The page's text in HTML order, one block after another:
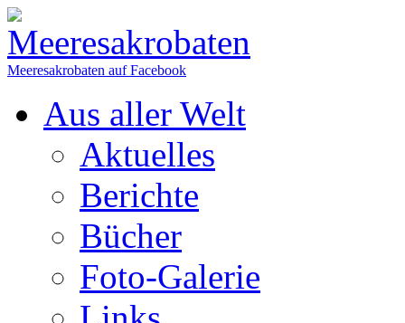
Meeresakrobaten auf Facebook
Aus aller Welt
Aktuelles
Berichte
Bücher
Foto-Galerie